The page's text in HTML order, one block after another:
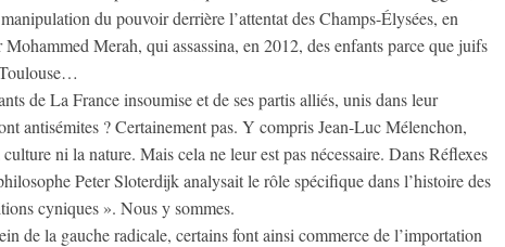
du pouvoir derrière l’attentat des Champs-Élysées, en
Merah, qui assassina, en 2012, des enfants parce que juifs
de La France insoumise et de ses partis alliés, unis dans leur
antisémites ? Certainement pas. Y compris Jean-Luc Mélenchon,
ni la nature. Mais cela ne leur est pas nécessaire. Dans Réflexes
Peter Sloterdijk analysait le rôle spécifique dans l’histoire des
cyniques ». Nous y sommes.
de la gauche radicale, certains font ainsi commerce de l’importation